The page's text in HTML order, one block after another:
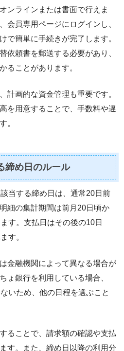
ンラインまたは書面で行えま
会員専用ページにログインし、
で簡単に手続きが完了します。
依頼書を郵送する必要があり、
ることがあります。
計画的な資金管理も重要です。
を用意することで、手数料や遅
。
締め日のルール
当する締め日は、通常20日前
細の集計期間は前月20日頃か
す。支払日はその後の10日
す。
金融機関によって異なる場合が
ょ銀行を利用している場合、
いため、他の日程を選ぶこと
ることで、請求額の確認や支払
す。また、締め日以降の利用分